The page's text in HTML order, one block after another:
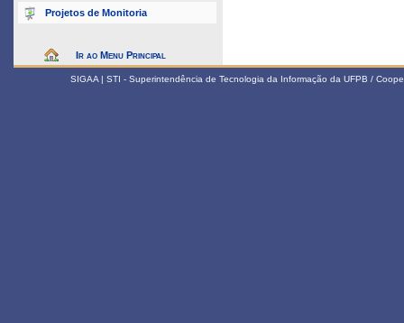
Projetos de Monitoria
Ir ao Menu Principal
SIGAA | STI - Superintendência de Tecnologia da Informação da UFPB /